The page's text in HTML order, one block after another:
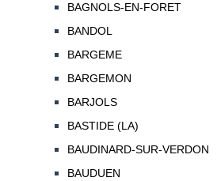
BAGNOLS-EN-FORET
BANDOL
BARGEME
BARGEMON
BARJOLS
BASTIDE (LA)
BAUDINARD-SUR-VERDON
BAUDUEN